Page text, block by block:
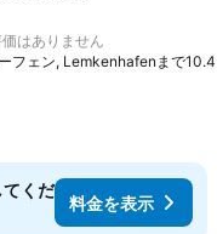
はありません
フェン, Lemkenhafenまで10.4
くだ
料金を表示